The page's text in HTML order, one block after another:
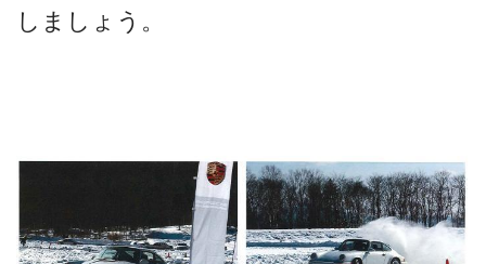
しましょう。